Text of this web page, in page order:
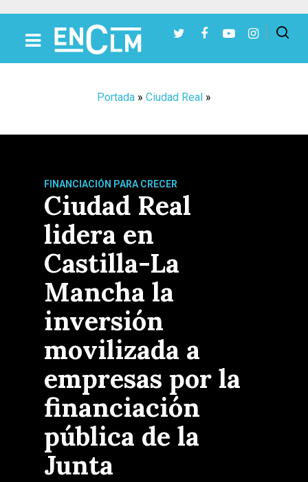
Portada » Ciudad Real »
FINANCIACIÓN PARA CRECER
Ciudad Real
lidera en
Castilla-La
Mancha la
inversión
movilizada a
empresas por la
financiación
pública de la
Junta